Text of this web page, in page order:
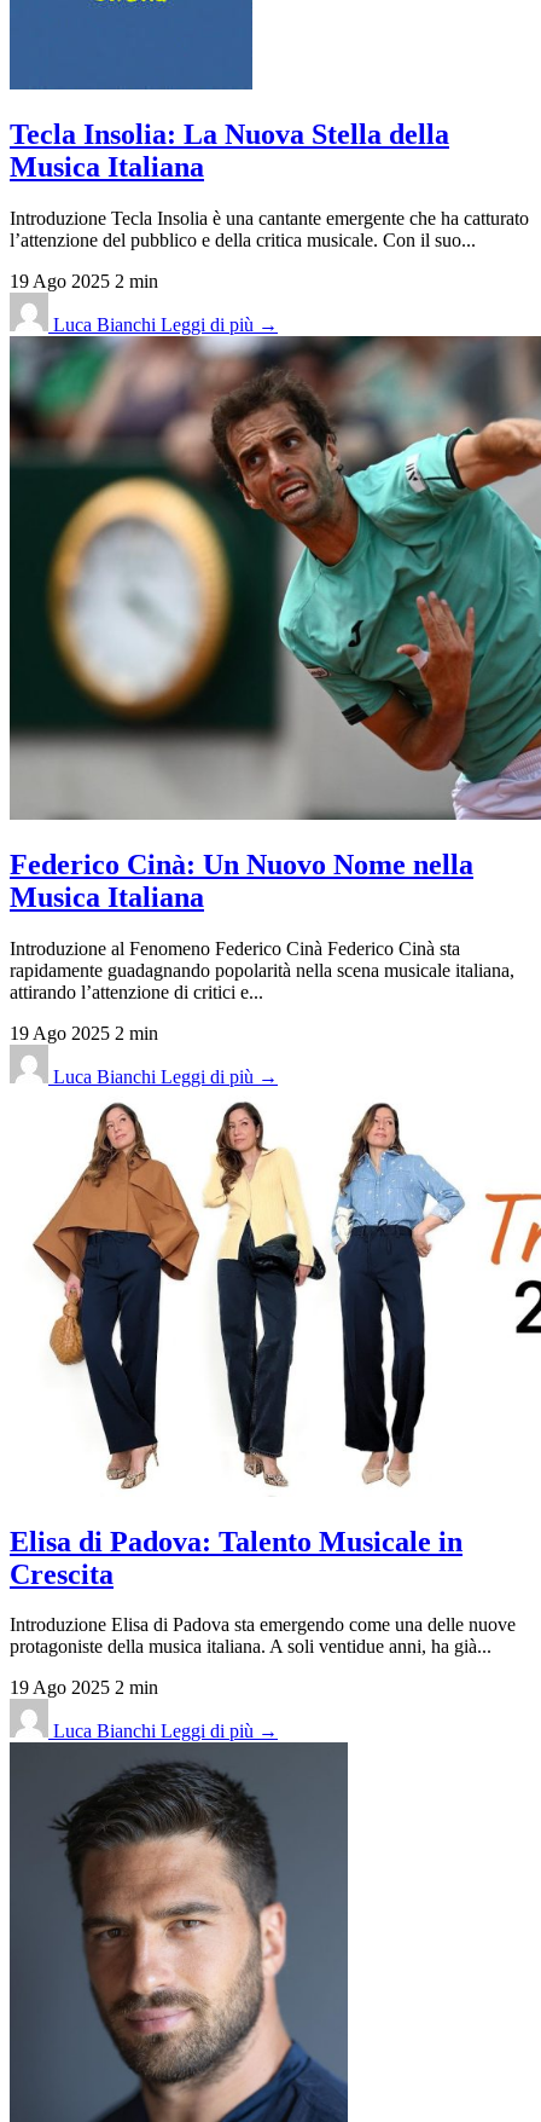
Tecla Insolia: La Nuova Stella della
Musica Italiana
Introduzione Tecla Insolia è una cantante emergente che ha catturato
l’attenzione del pubblico e della critica musicale. Con il suo...
19 Ago 2025 2 min
Luca Bianchi Leggi di più →
Federico Cinà: Un Nuovo Nome nella
Musica Italiana
Introduzione al Fenomeno Federico Cinà Federico Cinà sta
rapidamente guadagnando popolarità nella scena musicale italiana,
attirando l’attenzione di critici e...
19 Ago 2025 2 min
Luca Bianchi Leggi di più →
Elisa di Padova: Talento Musicale in
Crescita
Introduzione Elisa di Padova sta emergendo come una delle nuove
protagoniste della musica italiana. A soli ventidue anni, ha già...
19 Ago 2025 2 min
Luca Bianchi Leggi di più →